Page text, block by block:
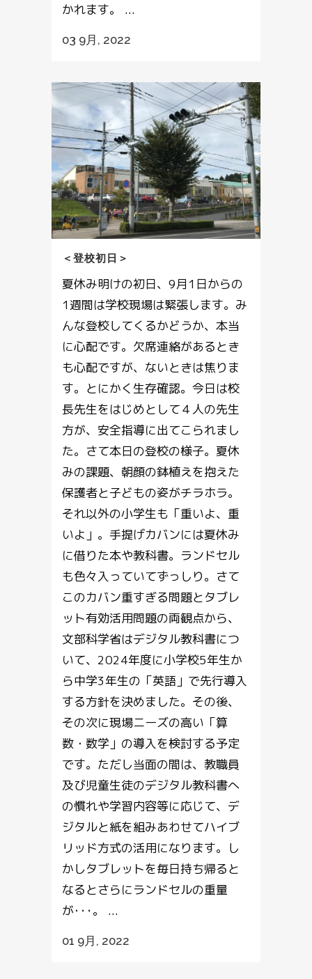
かれます。 ...
03 9月, 2022
＜登校初日＞
夏休み明けの初日、9月1日からの
1週間は学校現場は緊張します。み
んな登校してくるかどうか、本当
に心配です。欠席連絡があるとき
も心配ですが、ないときは焦りま
す。とにかく生存確認。今日は校
長先生をはじめとして４人の先生
方が、安全指導に出てこられまし
た。さて本日の登校の様子。夏休
みの課題、朝顔の鉢植えを抱えた
保護者と子どもの姿がチラホラ。
それ以外の小学生も「重いよ、重
いよ」。手提げカバンには夏休み
に借りた本や教科書。ランドセル
も色々入っていてずっしり。さて
このカバン重すぎる問題とタブレ
ット有効活用問題の両観点から、
文部科学省はデジタル教科書につ
いて、2024年度に小学校5年生か
ら中学3年生の「英語」で先行導入
する方針を決めました。その後、
その次に現場ニーズの高い「算
数・数学」の導入を検討する予定
です。ただし当面の間は、教職員
及び児童生徒のデジタル教科書へ
の慣れや学習内容等に応じて、デ
ジタルと紙を組みあわせてハイブ
リッド方式の活用になります。し
かしタブレットを毎日持ち帰ると
なるとさらにランドセルの重量
が･･･。 ...
01 9月, 2022